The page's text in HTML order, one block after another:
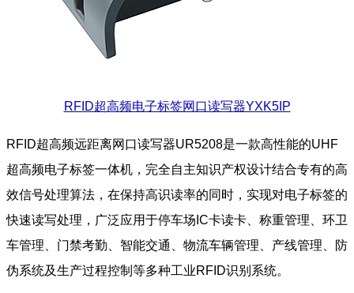
RFID超高频电子标签网口读写器YXK5IP
RFID超高频远距离网口读写器UR5208是一款高性能的UHF
超高频电子标签一体机，完全自主知识产权设计结合专有的高
效信号处理算法，在保持高识读率的同时，实现对电子标签的
快速读写处理，广泛应用于停车场IC卡读卡、称重管理、环卫
车管理、门禁考勤、智能交通、物流车辆管理、产线管理、防
伪系统及生产过程控制等多种工业RFID识别系统。